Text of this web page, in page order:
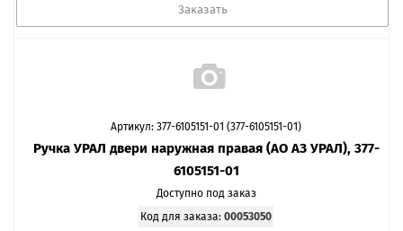
Заказать
Артикул: 377-6105151-01 (377-6105151-01)
Ручка УРАЛ двери наружная правая (АО АЗ УРАЛ), 377-
6105151-01
Доступно под заказ
Код для заказа: 00053050